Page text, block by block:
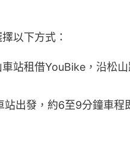
以下方式：
站租借YouBike，沿松
站出發，約6至9分鐘車程